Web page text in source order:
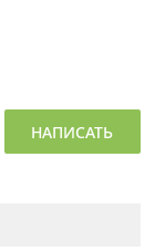
НАПИСАТЬ